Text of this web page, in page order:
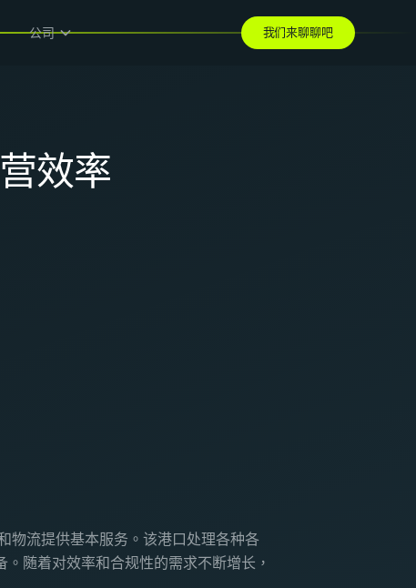
公司 我们来聊聊吧
效率
物流提供基本服务。该港口处理各种各
随着对效率和合规性的需求不断增长，